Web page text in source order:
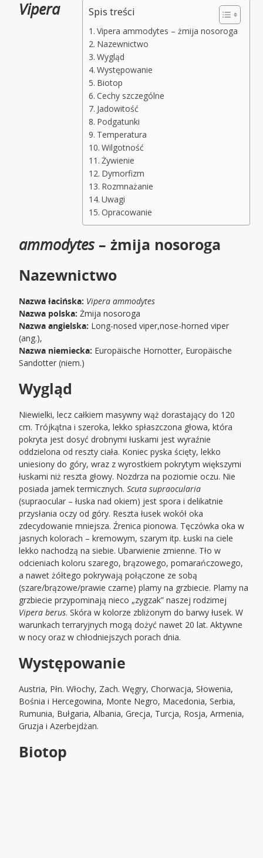
Spis treści
Vipera ammodytes – żmija nosoroga
Nazewnictwo
Wygląd
Występowanie
Biotop
Cechy szczególne
Jadowitość
Podgatunki
Temperatura
Wilgotność
Żywienie
Dymorfizm
Rozmnażanie
Uwagi
Opracowanie
Vipera
ammodytes– żmija nosoroga
Nazewnictwo
Nazwa łacińska: Vipera ammodytes
Nazwa polska: Żmija nosoroga
Nazwa angielska: Long-nosed viper,nose-horned viper
(ang.),
Nazwa niemiecka: Europäische Hornotter, Europäische
Sandotter (niem.)
Wygląd
Niewielki, lecz całkiem masywny wąż dorastający do 120
cm. Trójkątna i szeroka, lekko spłaszczona głowa, która
pokryta jest dosyć drobnymi łuskami jest wyraźnie
oddzielona od reszty ciała. Koniec pyska ścięty, lekko
uniesiony do góry, wraz z wyrostkiem pokrytym większymi
łuskami niż reszta głowy. Nozdrza na poziomie oczu. Nie
posiada jamek termicznych.Scuta supraocularia
(supraocular – łuska nad okiem) jest spora i delikatnie
przysłania oczy od góry. Reszta łusek wokół oka
zdecydowanie mniejsza. Źrenica pionowa. Tęczówka oka w
jasnych kolorach – kremowym, szarym itp. Łuski na ciele
lekko nachodzą na siebie. Ubarwienie zmienne. Tło w
odcieniach koloru szarego, brązowego, pomarańczowego,
a nawet żółtego pokrywają połączone ze sobą
(szare/brązowe/prawie czarne) plamy na grzbiecie. Plamy na
grzbiecie przypominają nieco „zygzak” naszej rodzimej
Vipera berus. Skóra w kolorze zbliżonym do barwy łusek. W
warunkach terraryjnych mogą dożyć nawet 20 lat. Aktywne
w nocy oraz w chłodniejszych porach dnia.
Występowanie
Austria, Płn. Włochy, Zach. Węgry, Chorwacja, Słowenia,
Bośnia i Hercegowina, Monte Negro, Macedonia, Serbia,
Rumunia, Bułgaria, Albania, Grecja, Turcja, Rosja, Armenia,
Gruzja i Azerbejdżan.
Biotop